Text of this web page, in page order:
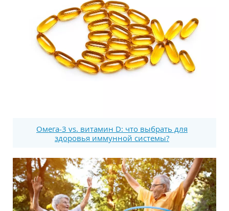
Омега-3 vs. витамин D: что выбрать для
здоровья иммунной системы?